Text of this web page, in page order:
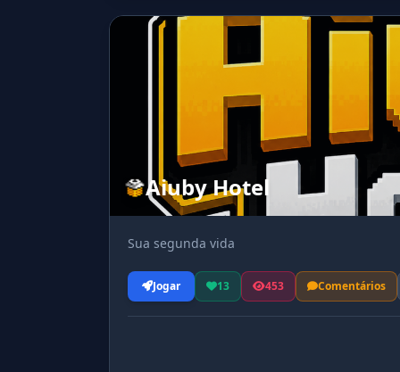
Aiuby Hotel
Sua segunda vida
Jogar 13 453 Comentários